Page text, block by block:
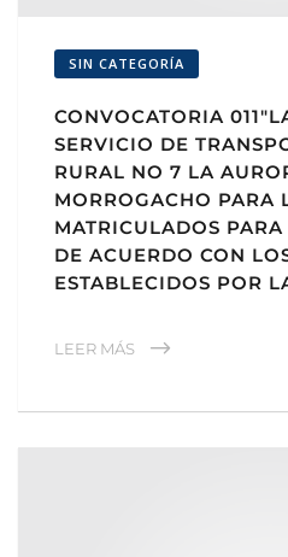
SIN CATEGORÍA
CONVOCATORIA
SERVICIO DE
RURAL NO 7 LA
MORROGACHO PARA
MATRICULADOS
DE ACUERDO CON
ESTABLECIDOS POR
LEER MÁS